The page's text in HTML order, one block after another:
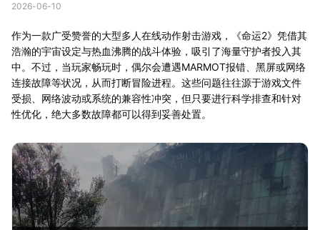
2026-06-10
作为一款广受赞誉的大型多人在线动作射击游戏，《命运2》凭借其
浩瀚的宇宙设定与热血沸腾的战斗体验，吸引了海量守护者投入其
中。不过，当玩家畅玩时，偶尔会遭遇MARMOT报错、黑屏或网络
连接故障等状况，从而打断冒险进程。这些问题往往源于游戏文件
受损、网络波动或系统的兼容性冲突，但只要进行科学排查和针对
性优化，绝大多数故障都可以得到妥善处置。